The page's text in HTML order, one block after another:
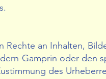
Rechte an Inhalten,
Gamprin oder
des